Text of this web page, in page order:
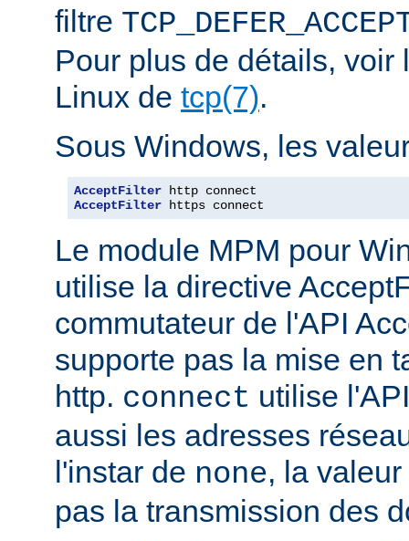
filtre
Pour plus de détails, voir
Linux de tcp(7).
Sous Windows, les
AcceptFilter
AcceptFilter https connect
Le module MPM pour
utilise la directive
commutateur de l'API
supporte pas la mise en
http. connect utilise
aussi les adresses
l'instar de none, la valeur
pas la transmission des